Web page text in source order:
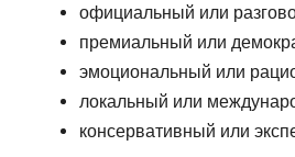
официальный или
премиальный или
эмоциональный или
локальный или
консервативный или